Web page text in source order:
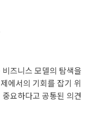
내겠다”고 밝혔다.